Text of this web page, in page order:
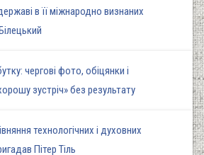
в її міжнародно визнаних
чергові фото, обіцянки і
зустріч» без результату
технологічних і духовних
Пітер Тіль